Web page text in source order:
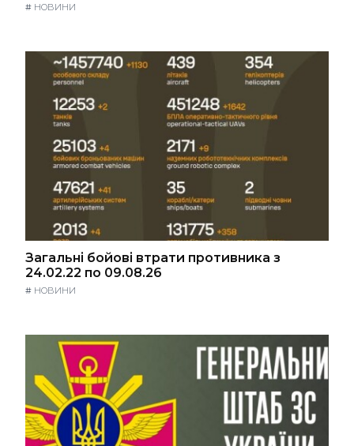
# НОВИНИ
Загальні бойові втрати противника з
24.02.22 по 09.08.26
# НОВИНИ